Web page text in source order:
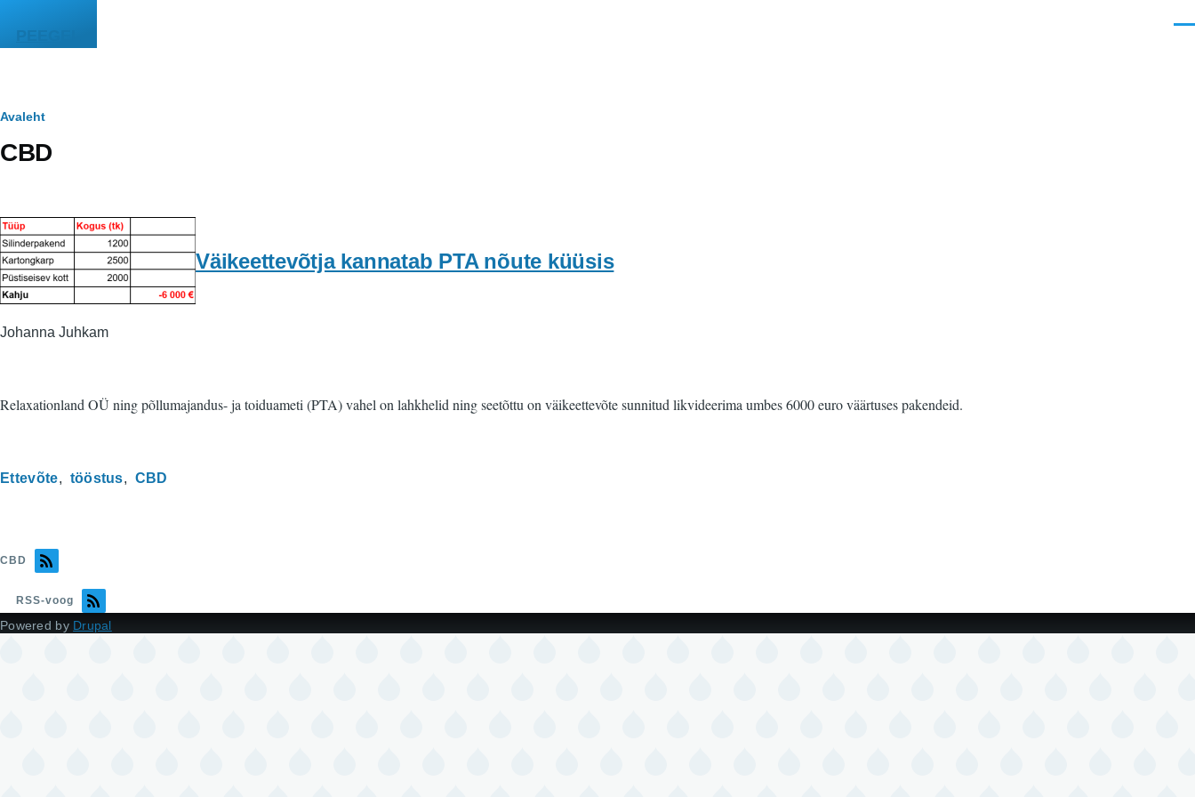
PEEGEL
Leivapuru
Avaleht
CBD
Väikeettevõtja kannatab PTA nõute küüsis
Johanna Juhkam
Relaxationland OÜ ning põllumajandus- ja toiduameti (PTA) vahel on lahkhelid ning seetõttu on väikeettevõte sunnitud likvideerima umbes 6000 euro väärtuses pakendeid.
Ettevõte tööstus CBD
CBD
RSS-voog
Powered by Drupal